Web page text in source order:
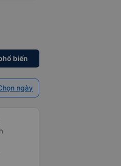
biến
ngày